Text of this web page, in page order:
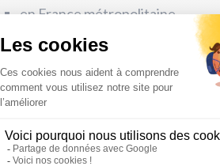
en France métropolitaine,
en Belgique.
La vente en ligne des produits
dans les Départements et Territoires
Pour cela, le Client devra demander au
concernés à la Société en lui adressant